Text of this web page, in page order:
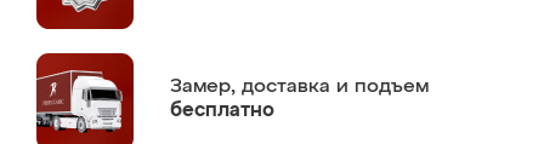
Замер, доставка и подъем
бесплатно